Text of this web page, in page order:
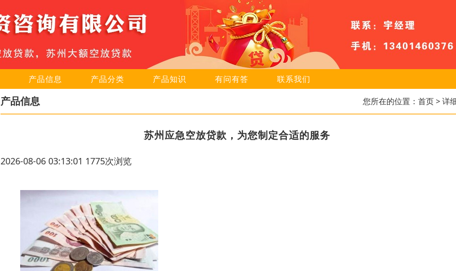
产品信息 产品分类 产品知识 有问有答 联系我们
产品信息 您所在的位置： 首页> 详
苏州应急空放贷款，为您制定合适的服务
2026-08-06 03:13:01 1775次浏览